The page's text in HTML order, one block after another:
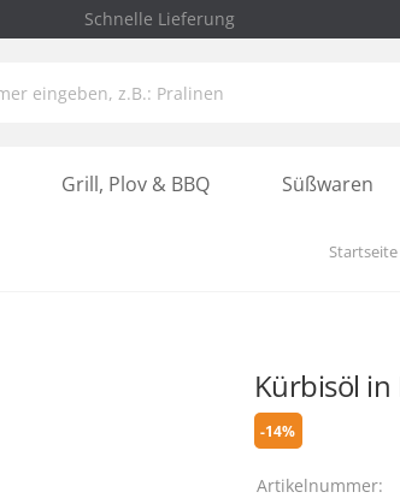
Schnelle Lieferung
Grill, Plov & BBQ Süßwaren
Startseite
Kürbisöl in
-14%
Artikelnummer: